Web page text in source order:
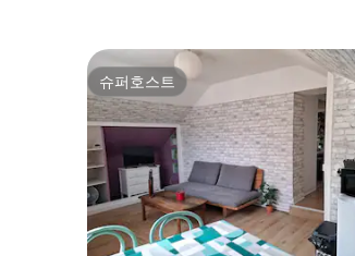
슈퍼호스트
슈퍼호스트